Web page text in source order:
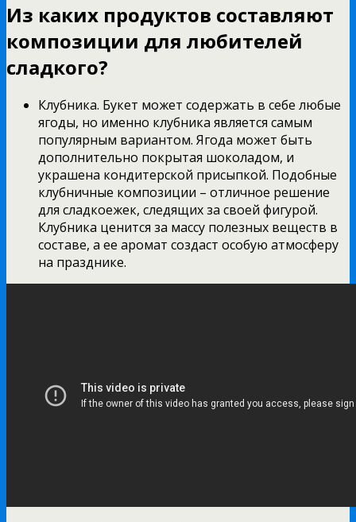
Из каких продуктов составляют
композиции для любителей
сладкого?
Клубника. Букет может содержать в себе любые
ягоды, но именно клубника является самым
популярным вариантом. Ягода может быть
дополнительно покрытая шоколадом, и
украшена кондитерской присыпкой. Подобные
клубничные композиции – отличное решение
для сладкоежек, следящих за своей фигурой.
Клубника ценится за массу полезных веществ в
составе, а ее аромат создаст особую атмосферу
на празднике.